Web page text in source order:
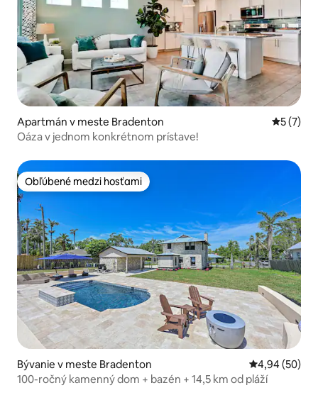
Apartmán v meste Bradenton
5 (7)
Oáza v jednom konkrétnom prístave!
Obľúbené medzi hosťami
Obľúbené medzi hosťami
Bývanie v meste Bradenton Priemerné
4,94 (50)
100-ročný kamenný dom + bazén + 14,5 km od pláží